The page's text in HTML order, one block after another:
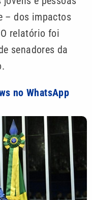
– dos impactos
relatório foi
senadores da
no WhatsApp